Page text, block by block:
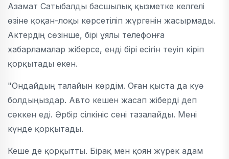
Азамат Сатыбалды басшылық қызметке келгелі
өзіне қоқан-лоқы көрсетіліп жүргенін жасырмады.
Актердің сөзінше, бірі ұялы телефонға
хабарламалар жіберсе, енді бірі есігін теуіп кіріп
қорқытады екен.
"Ондайдың талайын көрдім. Оған қыста да куә
болдыңыздар. Авто кешен жасап жіберді деп
сөккен еді. Әрбір сілкініс сені тазалайды. Мені
күнде қорқытады.
Кеше де қорқытты. Бірақ мен қоян жүрек адам